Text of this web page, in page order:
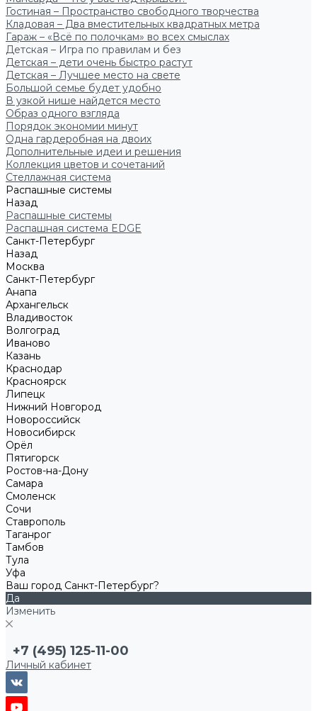
Гостиная – Пространство свободного творчества
Кладовая – Два вместительных квадратных метра
Гараж – «Всё по полочкам» во всех смыслах
Детская – Игра по правилам и без
Детская – дети очень быстро растут
Детская – Лучшее место на свете
Большой семье будет удобно
В узкой нише найдется место
Образ одного взгляда
Порядок экономии минут
Одна гардеробная на двоих
Дополнительные идеи и решения
Коллекция цветов и сочетаний
Стеллажная система
Распашные системы
Назад
Распашные системы
Распашная система EDGE
Санкт-Петербург
Назад
Москва
Санкт-Петербург
Анапа
Архангельск
Владивосток
Волгоград
Иваново
Казань
Краснодар
Красноярск
Липецк
Нижний Новгород
Новороссийск
Новосибирск
Орёл
Пятигорск
Ростов-на-Дону
Самара
Смоленск
Сочи
Ставрополь
Таганрог
Тамбов
Тула
Уфа
Ваш город Санкт-Петербург?
Да
Изменить
+7 (495) 125-11-00
Личный кабинет